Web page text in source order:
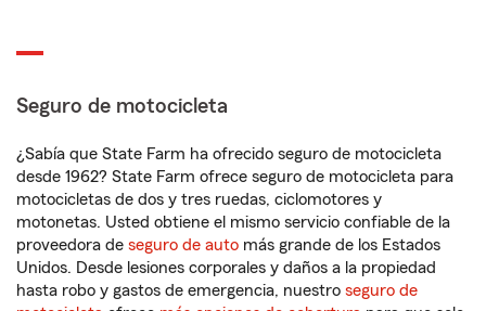
Seguro de motocicleta
¿Sabía que State Farm ha ofrecido seguro de motocicleta
desde 1962? State Farm ofrece seguro de motocicleta para
motocicletas de dos y tres ruedas, ciclomotores y
motonetas. Usted obtiene el mismo servicio confiable de la
proveedora de seguro de auto más grande de los Estados
Unidos. Desde lesiones corporales y daños a la propiedad
hasta robo y gastos de emergencia, nuestro seguro de